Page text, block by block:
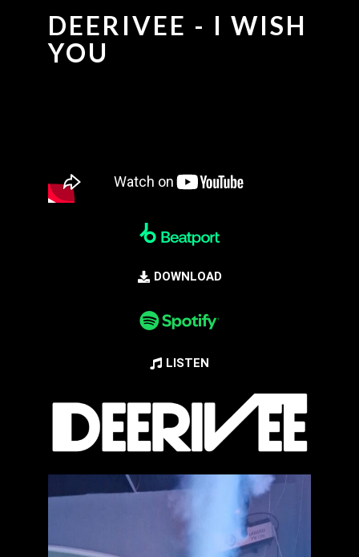
DEERIVEE - I WISH
YOU
DOWNLOAD
LISTEN